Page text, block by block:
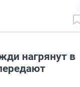
нагрянут в